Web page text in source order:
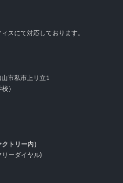
スにて対応しております。
市私市上リ立1
）
トリー内）
ーダイヤル)